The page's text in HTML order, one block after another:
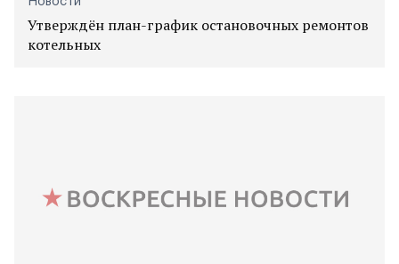
Утверждён план-график остановочных ремонтов
котельных